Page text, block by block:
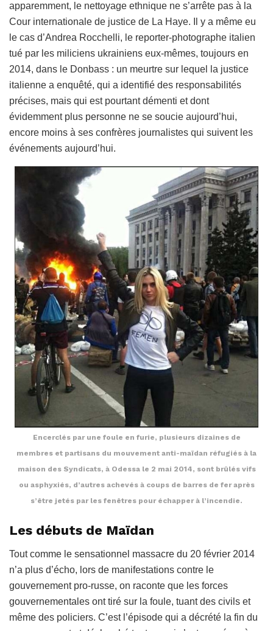
apparemment, le nettoyage ethnique ne s’arrête pas à la
Cour internationale de justice de La Haye. Il y a même eu
le cas d’Andrea Rocchelli, le reporter-photographe italien
tué par les miliciens ukrainiens eux-mêmes, toujours en
2014, dans le Donbass : un meurtre sur lequel la justice
italienne a enquêté, qui a identifié des responsabilités
précises, mais qui est pourtant démenti et dont
évidemment plus personne ne se soucie aujourd’hui,
encore moins à ses confrères journalistes qui suivent les
événements aujourd’hui.
Encerclés par une foule en furie, plusieurs dizaines de
membres et partisans du mouvement anti-maïdan réfugiés à la
maison des Syndicats, à Odessa le 2 mai 2014, sont brûlés vifs
ou asphyxiés, d’autres achevés à coups de barres de fer après
s’être jetés par les fenêtres pour échapper à l’incendie.
Les débuts de Maïdan
Tout comme le sensationnel massacre du 20 février 2014
n’a plus d’écho, lors de manifestations contre le
gouvernement pro-russe, on raconte que les forces
gouvernementales ont tiré sur la foule, tuant des civils et
même des policiers. C’est l’épisode qui a décrété la fin du